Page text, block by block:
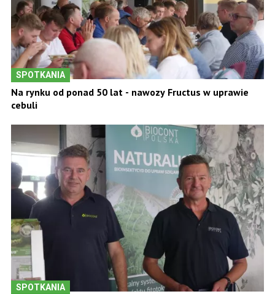
SPOTKANIA
Na rynku od ponad 50 lat - nawozy Fructus w uprawie
cebuli
SPOTKANIA